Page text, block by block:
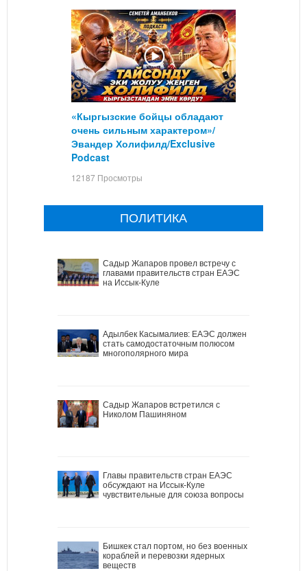
«Кыргызские бойцы обладают
очень сильным характером»/
Эвандер Холифилд/Exclusive
Podcast
12187 Просмотры
ПОЛИТИКА
Садыр Жапаров провел встречу с
главами правительств стран ЕАЭС
на Иссык-Куле
Адылбек Касымалиев: ЕАЭС должен
стать самодостаточным полюсом
многополярного мира
Садыр Жапаров встретился с
Николом Пашиняном
Главы правительств стран ЕАЭС
обсуждают на Иссык-Куле
чувствительные для союза вопросы
Бишкек стал портом, но без военных
кораблей и перевозки ядерных
веществ